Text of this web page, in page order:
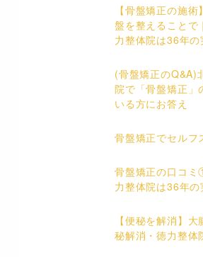
【骨盤矯正の施
盤を整えることで
力整体院は36年の
(骨盤矯正のQ&A)
院で「骨盤矯正」
いる方にお答え
骨盤矯正でセル
骨盤矯正の口コ
力整体院は36年の
【便秘を解消】
秘解消・徳力整体